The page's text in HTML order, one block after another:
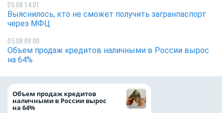
05.08 14:01
Выяснилось, кто не сможет получить загранпаспорт
через МФЦ
05.08 09:00
Объем продаж кредитов наличными в России вырос
на 64%
Объем продаж кредитов
наличными в России вырос
на 64%